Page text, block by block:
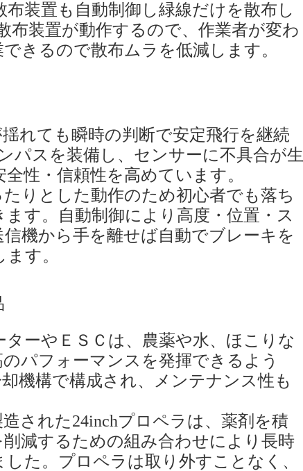
布装置も自動制御し緑線だけを散布し
布装置が動作するので、作業者が変わ
きるので散布ムラを低減します。
れても瞬時の判断で安定飛行を継続
パスを装備し、センサーに不具合が生
性・信頼性を高めています。
りとした動作のため初心者でも落ち
す。自動制御により高度・位置・ス
機から手を離せば自動でブレーキを
す。
ーやＥＳＣは、農薬や水、ほこりな
パフォーマンスを発揮できるよう
機構で構成され、メンテナンス性も
された24inchプロペラは、薬剤を積
減するための組み合わせにより長時
た。プロペラは取り外すことなく、